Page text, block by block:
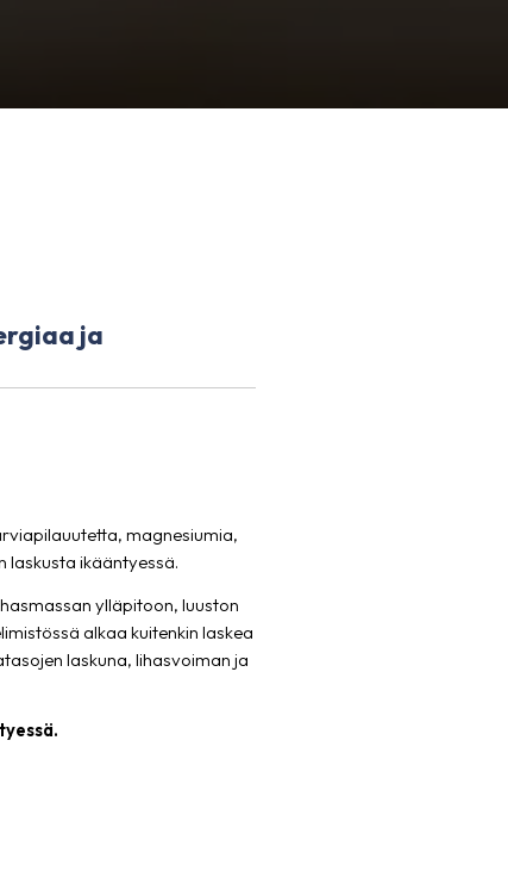
ja
magnesiumia,
laskusta ikääntyessä.
ylläpitoon, luuston
alkaa kuitenkin laskea
laskuna, lihasvoiman ja